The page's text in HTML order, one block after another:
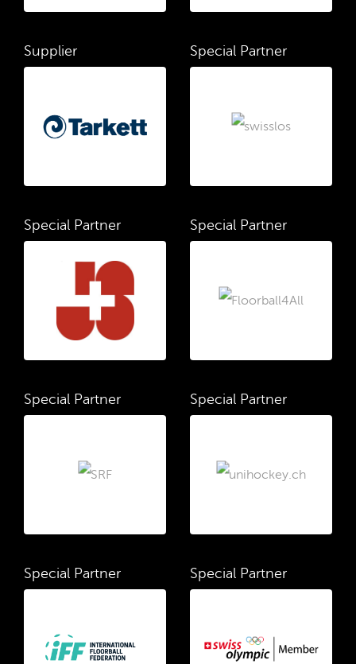
Supplier Special Partner
Special Partner Special Partner
Special Partner Special Partner
Special Partner Special Partner